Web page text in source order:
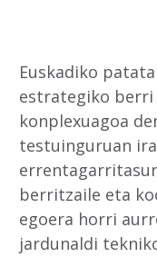
Euskadiko
estrategiko
konplexuagoa
testuinguruan
berritzaile eta
egoera horri
jardunaldi